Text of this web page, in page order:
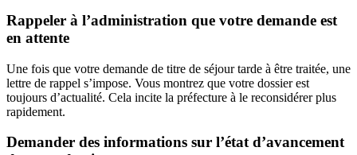
Rappeler à l’administration que votre demande est
en attente
Une fois que votre demande de titre de séjour tarde à être traitée, une
lettre de rappel s’impose. Vous montrez que votre dossier est
toujours d’actualité. Cela incite la préfecture à le reconsidérer plus
rapidement.
Demander des informations sur l’état d’avancement